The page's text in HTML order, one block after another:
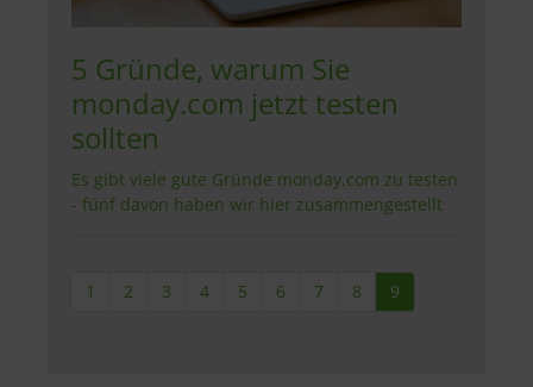
5 Gründe, warum Sie
monday.com jetzt testen
sollten
Es gibt viele gute Gründe monday.com zu testen
- fünf davon haben wir hier zusammengestellt
1 2 3 4 5 6 7 8 9